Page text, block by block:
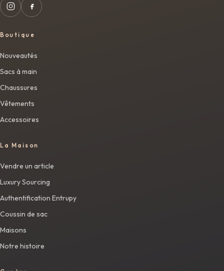
Boutique
Nouveautés
Sacs à main
Chaussures
Vêtements
Accessoires
La Maison
Vendre un article
Luxury Sourcing
Authentification Entrupy
Coussin de sac
Maisons
Notre histoire